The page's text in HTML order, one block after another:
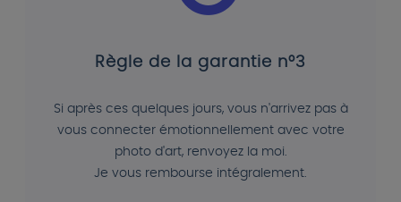
Règle de la garantie n°3
Si après ces quelques jours, vous n'arrivez pas à
vous connecter émotionnellement avec votre
photo d'art, renvoyez la moi.
Je vous rembourse intégralement.